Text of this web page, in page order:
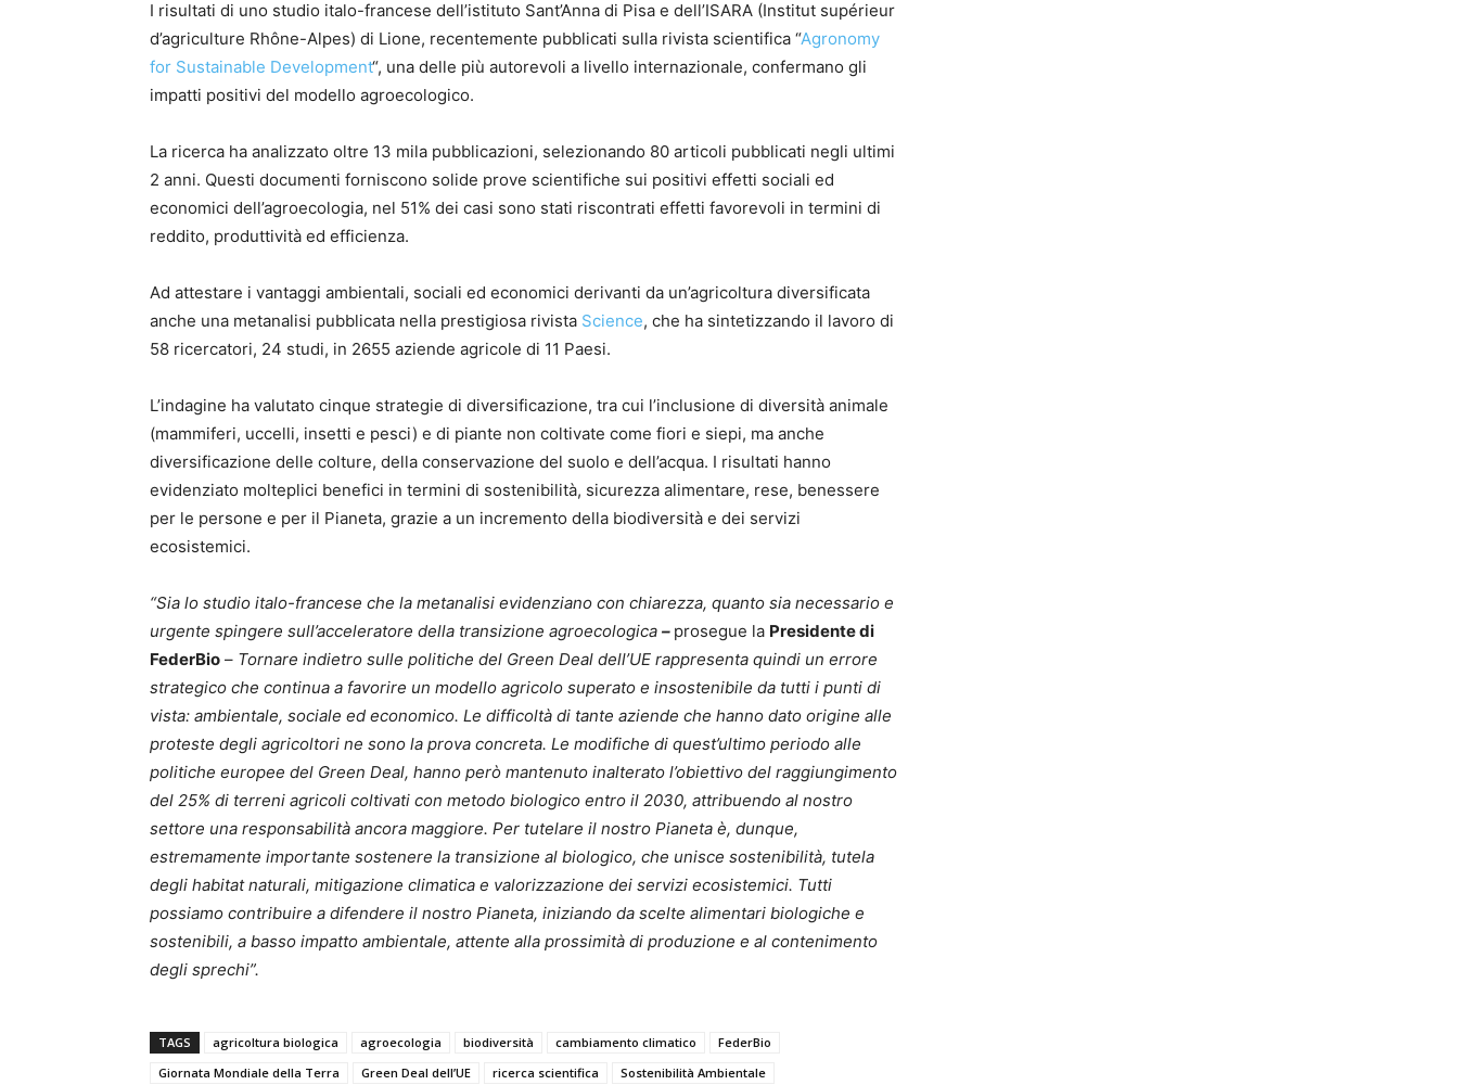
I risultati di uno studio italo-francese dell’istituto Sant’Anna di Pisa e dell’ISARA (Institut supérieur
d’agriculture Rhône-Alpes) di Lione, recentemente pubblicati sulla rivista scientifica “Agronomy
for Sustainable Development“, una delle più autorevoli a livello internazionale, confermano gli
impatti positivi del modello agroecologico.
La ricerca ha analizzato oltre 13 mila pubblicazioni, selezionando 80 articoli pubblicati negli ultimi
2 anni. Questi documenti forniscono solide prove scientifiche sui positivi effetti sociali ed
economici dell’agroecologia, nel 51% dei casi sono stati riscontrati effetti favorevoli in termini di
reddito, produttività ed efficienza.
Ad attestare i vantaggi ambientali, sociali ed economici derivanti da un’agricoltura diversificata
anche una metanalisi pubblicata nella prestigiosa rivista Science, che ha sintetizzando il lavoro di
58 ricercatori, 24 studi, in 2655 aziende agricole di 11 Paesi.
L’indagine ha valutato cinque strategie di diversificazione, tra cui l’inclusione di diversità animale
(mammiferi, uccelli, insetti e pesci) e di piante non coltivate come fiori e siepi, ma anche
diversificazione delle colture, della conservazione del suolo e dell’acqua. I risultati hanno
evidenziato molteplici benefici in termini di sostenibilità, sicurezza alimentare, rese, benessere
per le persone e per il Pianeta, grazie a un incremento della biodiversità e dei servizi
ecosistemici.
“Sia lo studio italo-francese che la metanalisi evidenziano con chiarezza, quanto sia necessario e
urgente spingere sull’acceleratore della transizione agroecologica – prosegue la Presidente di
FederBio – Tornare indietro sulle politiche del Green Deal dell’UE rappresenta quindi un errore
strategico che continua a favorire un modello agricolo superato e insostenibile da tutti i punti di
vista: ambientale, sociale ed economico. Le difficoltà di tante aziende che hanno dato origine alle
proteste degli agricoltori ne sono la prova concreta. Le modifiche di quest’ultimo periodo alle
politiche europee del Green Deal, hanno però mantenuto inalterato l’obiettivo del raggiungimento
del 25% di terreni agricoli coltivati con metodo biologico entro il 2030, attribuendo al nostro
settore una responsabilità ancora maggiore. Per tutelare il nostro Pianeta è, dunque,
estremamente importante sostenere la transizione al biologico, che unisce sostenibilità, tutela
degli habitat naturali, mitigazione climatica e valorizzazione dei servizi ecosistemici. Tutti
possiamo contribuire a difendere il nostro Pianeta, iniziando da scelte alimentari biologiche e
sostenibili, a basso impatto ambientale, attente alla prossimità di produzione e al contenimento
degli sprechi”.
TAGS agricoltura biologica agroecologia biodiversità cambiamento climatico
FederBio
Giornata Mondiale della Terra
Green Deal dell’UE ricerca scientifica
Sostenibilità Ambientale